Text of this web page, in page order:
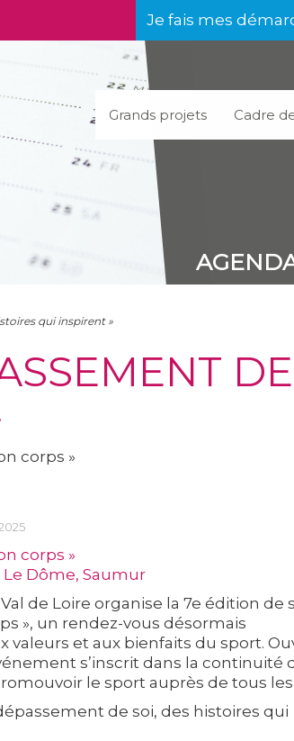
Je fais mes
Grands projets Cadre
qui inspirent »
corps »
corps »
Le Dôme, Saumur
de Loire organise la 7e édition de
», un rendez-vous désormais
et aux bienfaits du sport.
s’inscrit dans la continuité
le sport auprès de tous
de soi, des histoires qui